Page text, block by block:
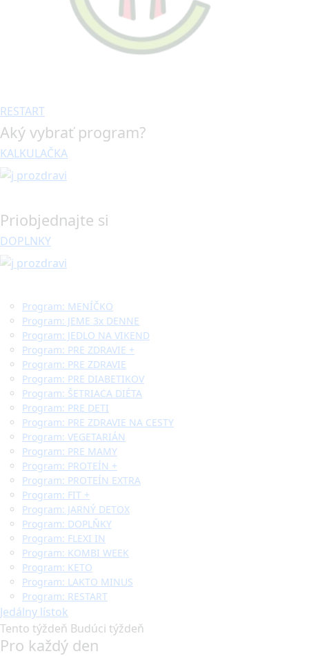
RESTART
Aký vybrať program?
KALKULAČKA
Priobjednajte si
DOPLNKY
Program: MENÍČKO
Program: JEME 3x DENNE
Program: JEDLO NA VIKEND
Program: PRE ZDRAVIE +
Program: PRE ZDRAVIE
Program: PRE DIABETIKOV
Program: ŠETRIACA DIÉTA
Program: PRE DETI
Program: PRE ZDRAVIE NA CESTY
Program: VEGETARIÁN
Program: PRE MAMY
Program: PROTEÍN +
Program: PROTEÍN EXTRA
Program: FIT +
Program: JARNÝ DETOX
Program: DOPLŇKY
Program: FLEXI IN
Program: KOMBI WEEK
Program: KETO
Program: LAKTO MINUS
Program: RESTART
Jedálny lístok
Tento týždeň Budúci týždeň
Pro každý den